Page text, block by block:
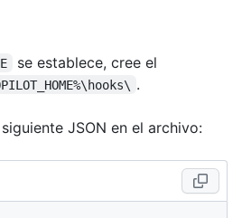
se establece, cree el
.
JSON en el archivo: